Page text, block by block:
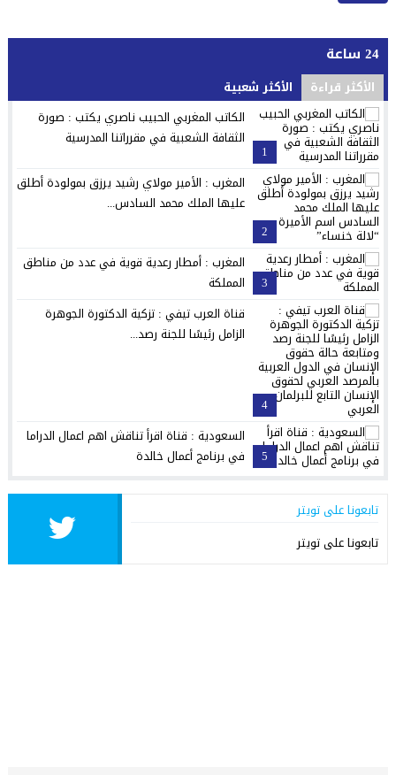
24 ساعة
الأكثر قراءة الأكثر شعبية
1
الكاتب المغربي الحبيب ناصري يكتب : صورة
الثقافة الشعبية في مقرراتنا المدرسية
2
المغرب : الأمير مولاي رشيد يرزق بمولودة أطلق
عليها الملك محمد السادس...
3
المغرب : أمطار رعدية قوية في عدد من مناطق
المملكة
4
قناة العرب تيفي : تزكية الدكتورة الجوهرة
الزامل رئيسًا للجنة رصد...
5
السعودية : قناة اقرأ تناقش اهم اعمال الدراما
في برنامج أعمال خالدة
تابعونا على تويتر
تابعونا على تويتر